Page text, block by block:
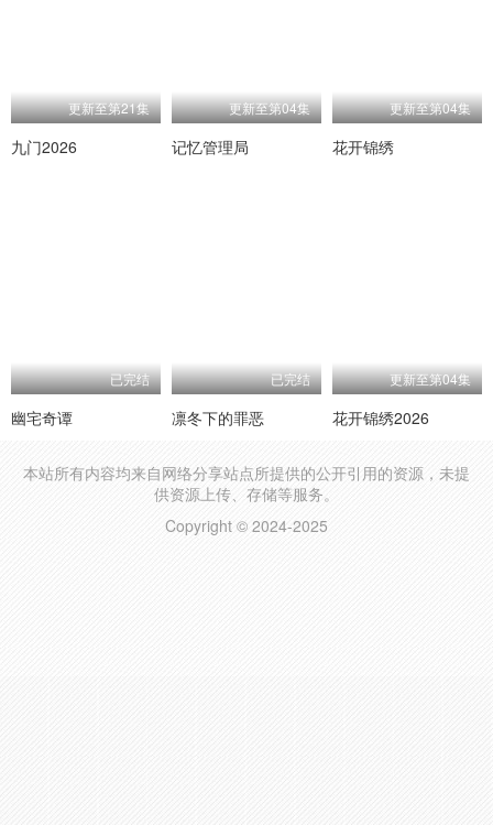
更新至第21集
九门2026
更新至第04集
记忆管理局
更新至第04集
花开锦绣
已完结
幽宅奇谭
已完结
凛冬下的罪恶
更新至第04集
花开锦绣2026
本站所有内容均来自网络分享站点所提供的公开引用的资源，未提
供资源上传、存储等服务。
Copyright © 2024-2025